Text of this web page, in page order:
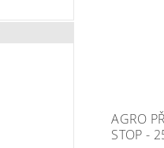
AGRO
STOP -